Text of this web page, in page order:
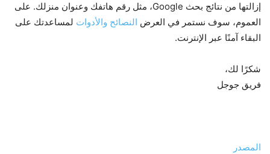
إزالتها من نتائج بحث Google، مثل رقم هاتفك وعنوان منزلك. على
العموم، سوف نستمر في العرض النصائح والأدوات لمساعدتك على
البقاء آمنًا عبر الإنترنت.
شكرًا لك،
فريق جوجل
المصدر